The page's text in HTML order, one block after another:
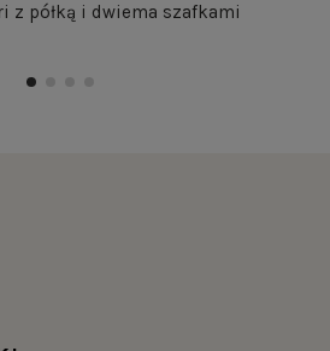
z półką i dwiema szafkami